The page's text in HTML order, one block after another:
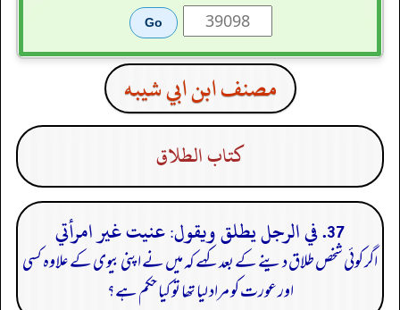
مصنف ابن ابي شيبه
كتاب الطلاق
37. في الرجل يطلق ويقول: عنيت غير امرأتي
اگر کوئی شخص طلاق دینے کے بعد کہے کہ میں نے اپنی بیوی کے علاوہ کسی
اور عورت کو مراد لیا تھا تو کیا حکم ہے؟